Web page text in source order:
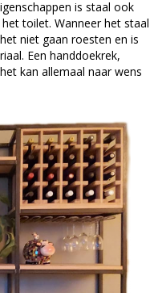
is staal ook
toilet. Wanneer het staal
niet gaan roesten en is
Een handdoekrek,
kan allemaal naar wens